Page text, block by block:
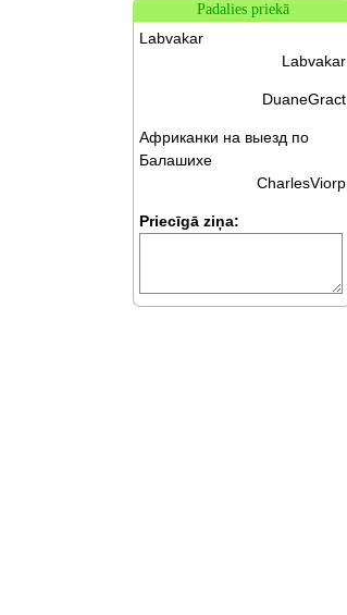
Padalies priekā
Labvakar
Labvakar
DuaneGract
Африканки на выезд по
Балашихе
CharlesViorp
Priecīgā ziņa: